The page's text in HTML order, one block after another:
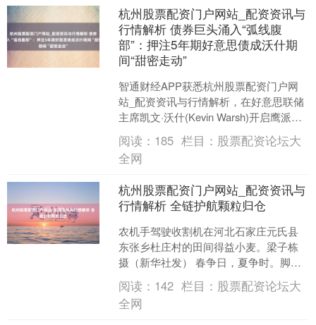
杭州股票配资门户网站_配资资讯与
行情解析 债券巨头涌入“弧线腹
部”：押注5年期好意思债成沃什期
间“甜密走动”
智通财经APP获悉杭州股票配资门户网
站_配资资讯与行情解析，在好意思联储
主席凯文·沃什(Kevin Warsh)开启鹰派新
期间的布景下，人人一些最大的债券管
束公....
阅读： 185 栏目： 股票配资论坛大
全网
杭州股票配资门户网站_配资资讯与
行情解析 全链护航颗粒归仓
农机手驾驶收割机在河北石家庄元氏县
东张乡杜庄村的田间得益小麦。梁子栋
摄（新华社发） 春争日，夏争时。脚下
恰是“三夏”大忙时节，宇宙小麦大畛域机
收基本收场，秋粮播....
阅读： 142 栏目： 股票配资论坛大
全网